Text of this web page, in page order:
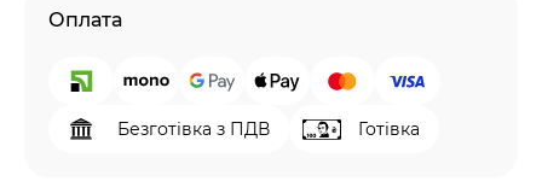
Оплата
Безготівка з ПДВ Готівка